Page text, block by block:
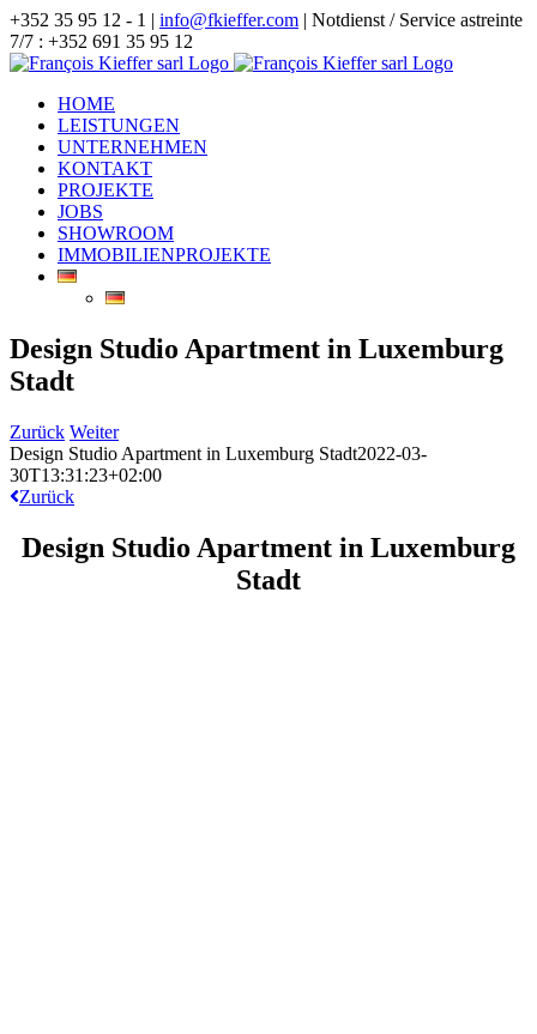
Zum
Inhalt
springen
+352 35 95 12 - 1 | info@fkieffer.com | Notdienst / Service astreinte
7/7 : +352 691 35 95 12
HOME
LEISTUNGEN
UNTERNEHMEN
KONTAKT
PROJEKTE
JOBS
SHOWROOM
IMMOBILIENPROJEKTE
Design Studio Apartment in Luxemburg
Stadt
Zurück Weiter
Design Studio Apartment in Luxemburg Stadt2022-03-
30T13:31:23+02:00
Zurück
Design Studio Apartment in Luxemburg
Stadt